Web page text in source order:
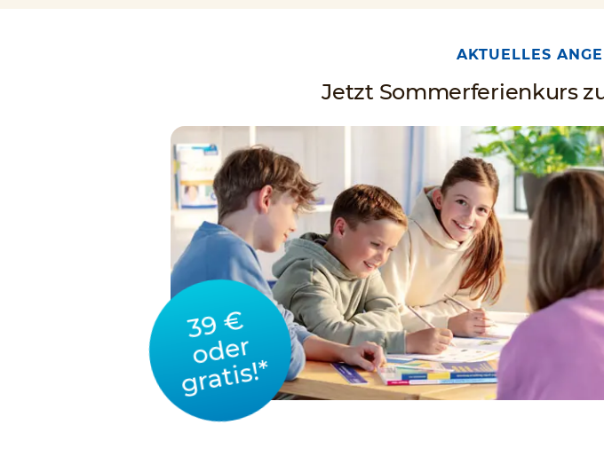
AKTUELLES
Jetzt Sommerferienkurs
39 €
oder
gratis!*